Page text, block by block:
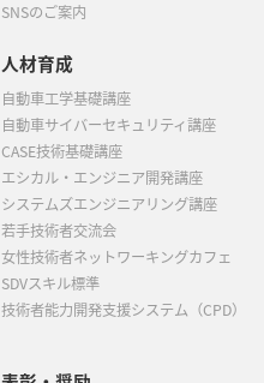
SNSのご案内
人材育成
自動車工学基礎講座
自動車サイバーセキュリティ講座
CASE技術基礎講座
エシカル・エンジニア開発講座
システムズエンジニアリング講座
若手技術者交流会
女性技術者ネットワーキングカフェ
SDVスキル標準
技術者能力開発支援システム（CPD）